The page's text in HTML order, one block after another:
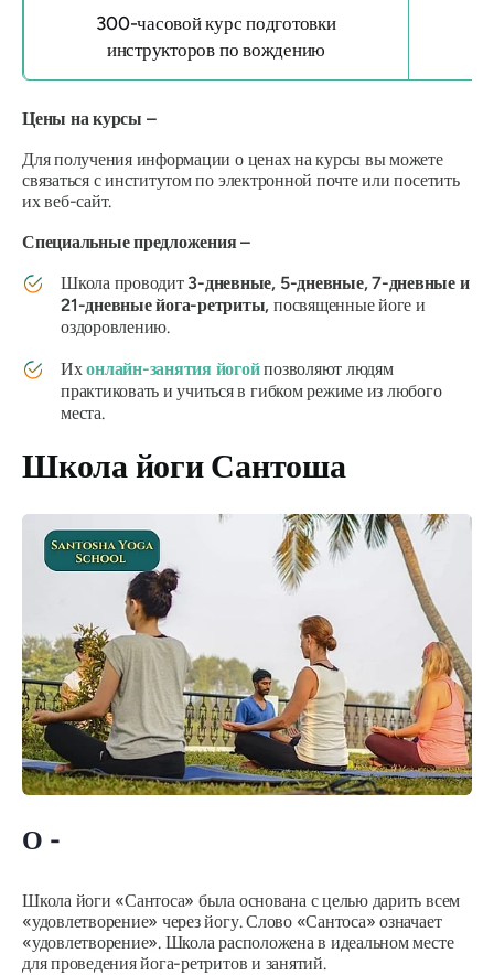
300-часовой курс подготовки
инструкторов по вождению
Цены на курсы –
Для получения информации о ценах на курсы вы можете
связаться с институтом по электронной почте или посетить
их веб-сайт.
Специальные предложения –
Школа проводит3-дневные, 5-дневные, 7-дневные и
21-дневные йога-ретриты, посвященные йоге и
оздоровлению.
Ихонлайн-занятия йогойпозволяют людям
практиковать и учиться в гибком режиме из любого
места.
Школа йоги Сантоша
О -
Школа йоги «Сантоса» была основана с целью дарить всем
«удовлетворение» через йогу. Слово «Сантоса» означает
«удовлетворение». Школа расположена в идеальном месте
для проведения йога-ретритов и занятий.